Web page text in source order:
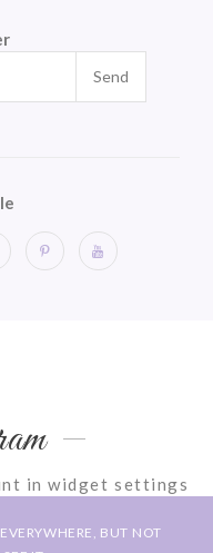
Send
to view a user
in widget settings
BUT NOT